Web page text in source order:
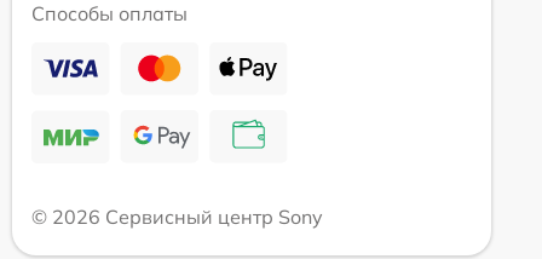
Способы оплаты
© 2026 Сервисный центр Sony